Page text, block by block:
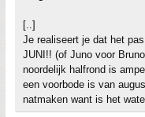
[..]
Je realiseert je dat het
JUNI!! (of Juno voor
noordelijk halfrond is
een voorbode is van
natmaken want is het